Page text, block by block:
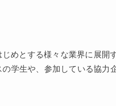
めとする様々な業界に展開
学生や、参加している協力